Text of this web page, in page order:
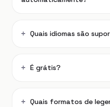
Quais idiomas são
É grátis?
Quais formatos de